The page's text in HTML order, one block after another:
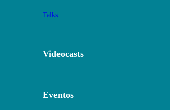
Talks
Videocasts
Eventos